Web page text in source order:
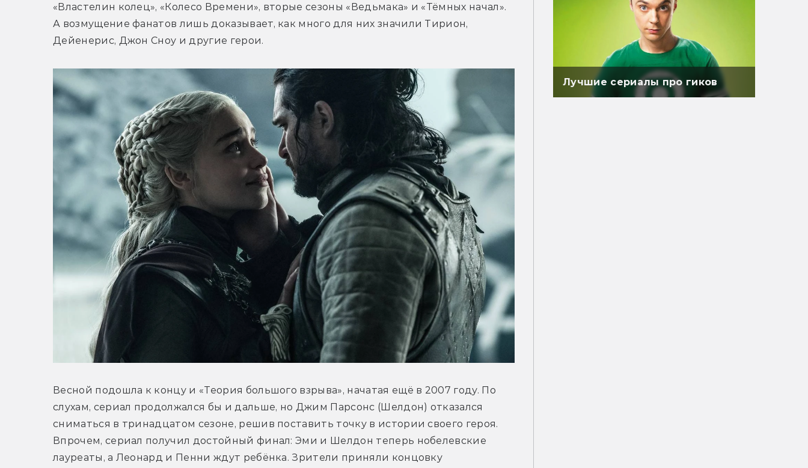
«Властелин колец», «Колесо Времени», вторые сезоны «Ведьмака» и «Тёмных начал».
А возмущение фанатов лишь доказывает, как много для них значили Тирион,
Дейенерис, Джон Сноу и другие герои.
Весной подошла к концу и «Теория большого взрыва», начатая ещё в 2007 году. По
слухам, сериал продолжался бы и дальше, но Джим Парсонс (Шелдон) отказался
сниматься в тринадцатом сезоне, решив поставить точку в истории своего героя.
Впрочем, сериал получил достойный финал: Эми и Шелдон теперь нобелевские
лауреаты, а Леонард и Пенни ждут ребёнка. Зрители приняли концовку
Лучшие сериалы про гиков